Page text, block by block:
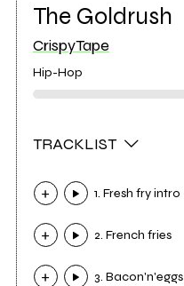
The Goldrush
CrispyTape
Hip-Hop
TRACKLIST
1. Fresh fry intro
2. French fries
3. Bacon'n'eggs